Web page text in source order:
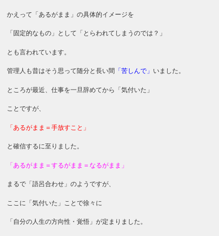
かえって「あるがまま」の具体的イメージを
「固定的なもの」として「とらわれてしまうのでは？」
とも言われています。
管理人も昔はそう思って随分と長い間 「苦しんで」 いました。
ところが最近、仕事を一旦辞めてから「気付いた」
ことですが、
「あるがまま＝手放すこと」
と確信するに至りました。
「あるがまま＝するがまま＝なるがまま」
まるで「語呂合わせ」のようですが、
ここに「気付いた」ことで徐々に
「自分の人生の方向性・覚悟」が定まりました。